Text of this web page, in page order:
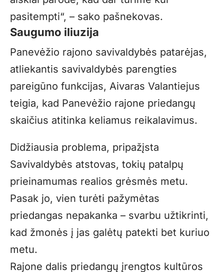
pasitempti“, – sako pašnekovas.
Saugumo iliuzija
Panevėžio rajono savivaldybės patarėjas,
atliekantis savivaldybės parengties
pareigūno funkcijas, Aivaras Valantiejus
teigia, kad Panevėžio rajone priedangų
skaičius atitinka keliamus reikalavimus.
Didžiausia problema, pripažįsta
Savivaldybės atstovas, tokių patalpų
prieinamumas realios grėsmės metu.
Pasak jo, vien turėti pažymėtas
priedangas nepakanka – svarbu užtikrinti,
kad žmonės į jas galėtų patekti bet kuriuo
metu.
Rajone dalis priedangų įrengtos kultūros